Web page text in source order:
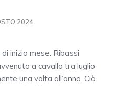
2024
inizio mese. Ribassi
a cavallo tra luglio
una volta all’anno. Ciò